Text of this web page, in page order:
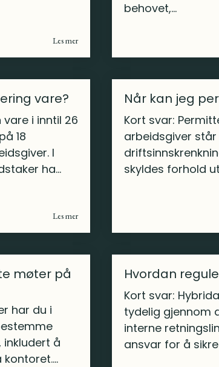
Les mer
behovet,...
vare?
i inntil 26
18
I
ha...
Les mer
Når kan jeg
Kort svar:
arbeidsgiver
skyldes forhold
møter på
har du i
å
Hvordan
Kort svar:
tydelig gjennom
interne
ansvar for å